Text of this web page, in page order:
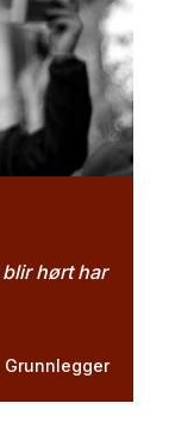
hørt har
Grunnlegger